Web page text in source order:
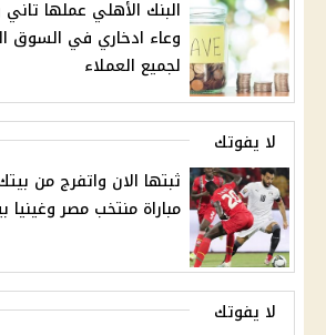
البنك الأهلي عملها
وعاء ادخاري في السوق
لجميع العملاء
لا يفوتك
ثبتها الان واتفرج من
مباراة منتخب مصر وغينيا
لا يفوتك